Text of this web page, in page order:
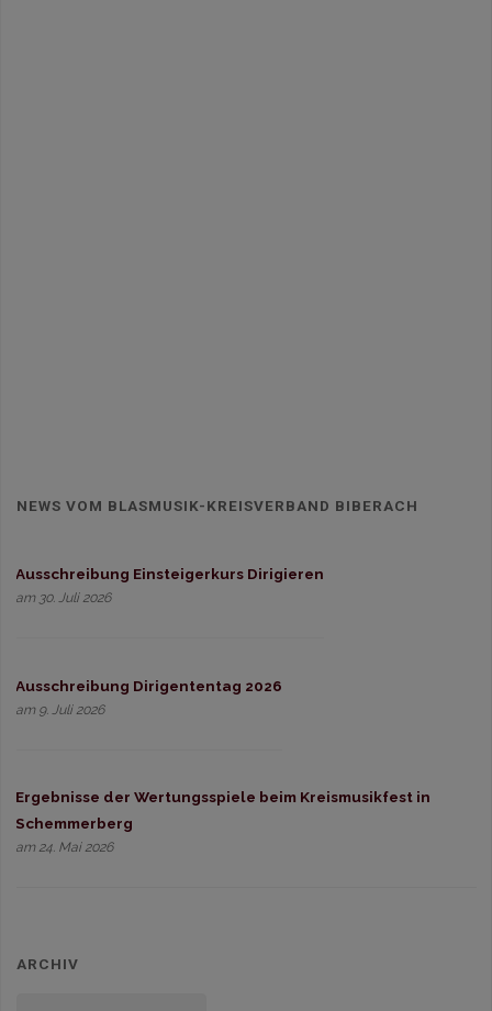
NEWS VOM BLASMUSIK-KREISVERBAND BIBERACH
Ausschreibung Einsteigerkurs Dirigieren
am 30. Juli 2026
Ausschreibung Dirigententag 2026
am 9. Juli 2026
Ergebnisse der Wertungsspiele beim Kreismusikfest in
Schemmerberg
am 24. Mai 2026
ARCHIV